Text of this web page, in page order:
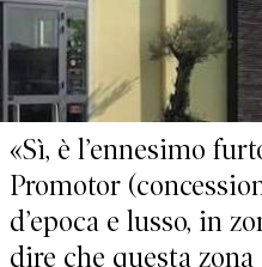
«Sì, è l’ennesimo
Promotor
d’epoca e lusso, in
dire che questa